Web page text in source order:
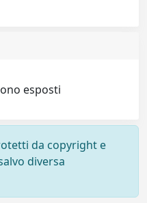
esposti
da copyright e
diversa